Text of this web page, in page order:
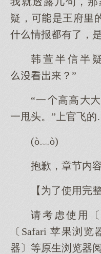
我就透露几句，
疑，是王府
什情报有了，
韩萱半信半
？”
“一高高
一甩头。”官飞的
(ò﹏ò)
抱歉，章节内
【为了使用完
请考虑使用〔
〔Safari 苹果浏
器〕等原生浏览器阅